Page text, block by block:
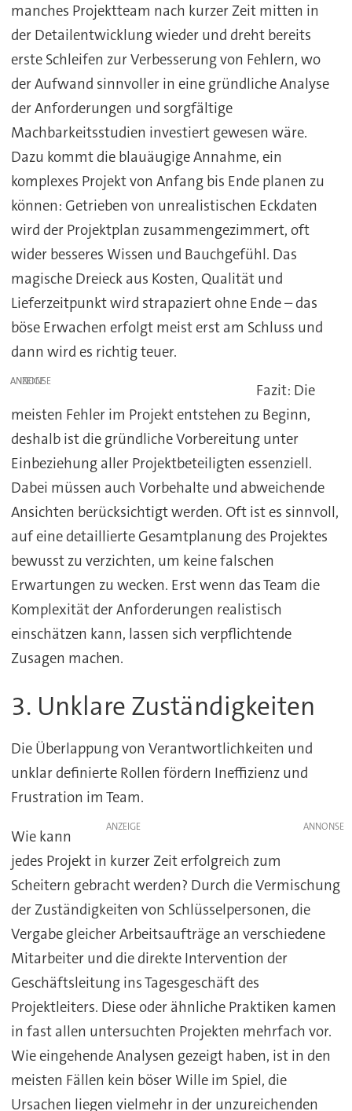
manches Projektteam nach kurzer Zeit mitten in
der Detailentwicklung wieder und dreht bereits
erste Schleifen zur Verbesserung von Fehlern, wo
der Aufwand sinnvoller in eine gründliche Analyse
der Anforderungen und sorgfältige
Machbarkeitsstudien investiert gewesen wäre.
Dazu kommt die blauäugige Annahme, ein
komplexes Projekt von Anfang bis Ende planen zu
können: Getrieben von unrealistischen Eckdaten
wird der Projektplan zusammengezimmert, oft
wider besseres Wissen und Bauchgefühl. Das
magische Dreieck aus Kosten, Qualität und
Lieferzeitpunkt wird strapaziert ohne Ende – das
böse Erwachen erfolgt meist erst am Schluss und
dann wird es richtig teuer.
ANZEIGE
Fazit: Die
meisten Fehler im Projekt entstehen zu Beginn,
deshalb ist die gründliche Vorbereitung unter
Einbeziehung aller Projektbeteiligten essenziell.
Dabei müssen auch Vorbehalte und abweichende
Ansichten berücksichtigt werden. Oft ist es sinnvoll,
auf eine detaillierte Gesamtplanung des Projektes
bewusst zu verzichten, um keine falschen
Erwartungen zu wecken. Erst wenn das Team die
Komplexität der Anforderungen realistisch
einschätzen kann, lassen sich verpflichtende
Zusagen machen.
3. Unklare Zuständigkeiten
Die Überlappung von Verantwortlichkeiten und
unklar definierte Rollen fördern Ineffizienz und
Frustration im Team.
ANZEIGE
Wie kann
jedes Projekt in kurzer Zeit erfolgreich zum
Scheitern gebracht werden? Durch die Vermischung
der Zuständigkeiten von Schlüsselpersonen, die
Vergabe gleicher Arbeitsaufträge an verschiedene
Mitarbeiter und die direkte Intervention der
Geschäftsleitung ins Tagesgeschäft des
Projektleiters. Diese oder ähnliche Praktiken kamen
in fast allen untersuchten Projekten mehrfach vor.
Wie eingehende Analysen gezeigt haben, ist in den
meisten Fällen kein böser Wille im Spiel, die
Ursachen liegen vielmehr in der unzureichenden